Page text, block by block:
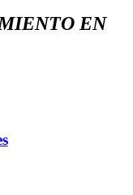
EN